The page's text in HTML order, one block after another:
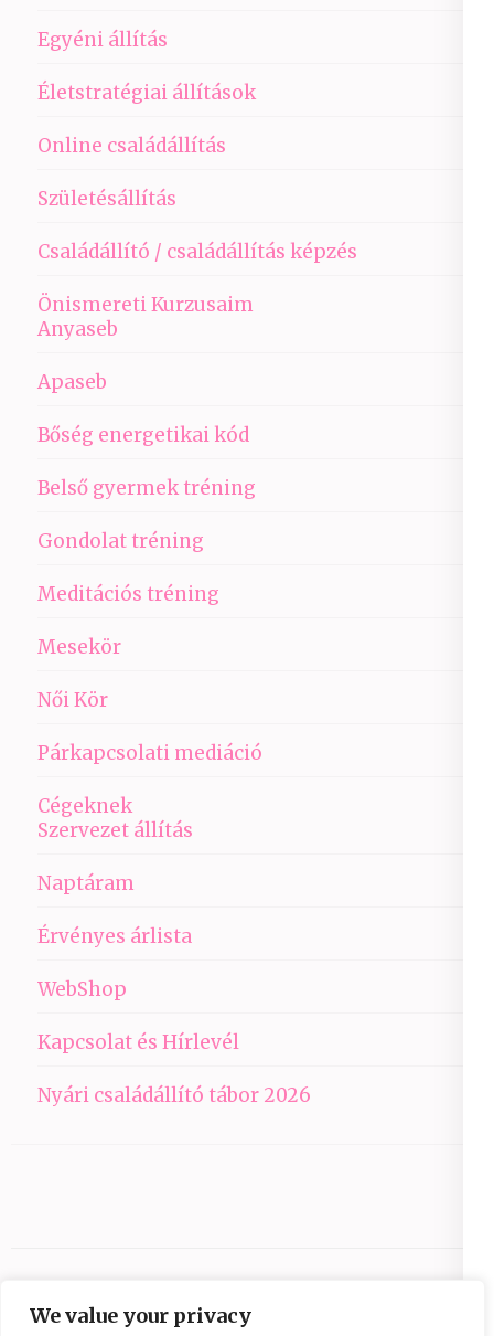
We value your privacy
Egyéni állítás
Életstratégiai állítások
Online családállítás
Születésállítás
Családállító / családállítás képzés
Önismereti Kurzusaim
Anyaseb
Apaseb
Bőség energetikai kód
Belső gyermek tréning
Gondolat tréning
Meditációs tréning
Mesekör
Női Kör
Párkapcsolati mediáció
Cégeknek
Szervezet állítás
Naptáram
Érvényes árlista
WebShop
Kapcsolat és Hírlevél
Nyári családállító tábor 2026